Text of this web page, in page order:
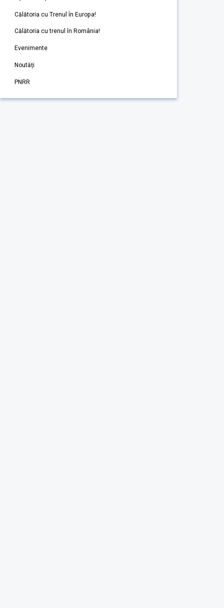
Călătoria cu Trenul în Europa!
Călătoria cu trenul în România!
Evenimente
Noutăți
PNRR